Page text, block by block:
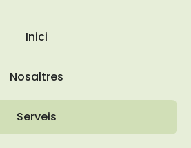
Inici
Nosaltres
Serveis